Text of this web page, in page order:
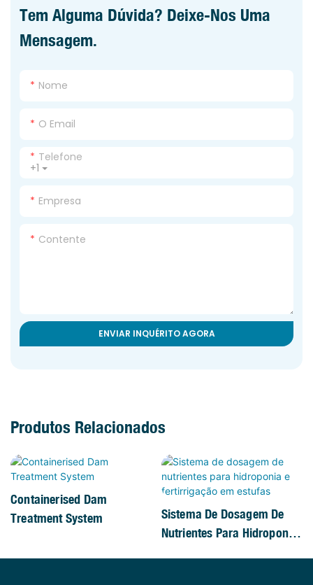
Tem Alguma Dúvida? Deixe-Nos Uma
Mensagem.
Nome
O Email
+1
Telefone
Empresa
Contente
ENVIAR INQUÉRITO AGORA
Produtos Relacionados
Containerised Dam
Treatment System
Sistema De Dosagem De
Nutrientes Para Hidroponia